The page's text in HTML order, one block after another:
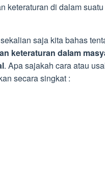
keteraturan di dalam
saja kita bahas
keteraturan dalam
. Apa sajakah cara atau
secara singkat :